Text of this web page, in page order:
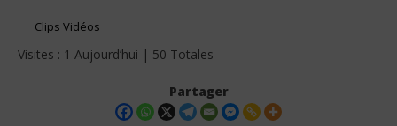
Clips Vidéos
Visites : 1 Aujourd’hui | 50 Totales
Partager